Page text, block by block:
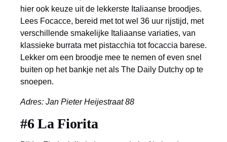
hier ook keuze uit de lekkerste Italiaanse broodjes.
Lees Focacce, bereid met tot wel 36 uur rijstijd, met
verschillende smakelijke Italiaanse variaties, van
klassieke burrata met pistacchia tot focaccia barese.
Lekker om een broodje mee te nemen of even snel
buiten op het bankje net als The Daily Dutchy op te
snoepen.
Adres: Jan Pieter Heijestraat 88
#6 La Fiorita